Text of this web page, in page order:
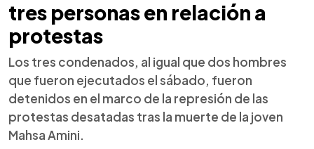
tres personas en relación a
protestas
Los tres condenados, al igual que dos hombres
que fueron ejecutados el sábado, fueron
detenidos en el marco de la represión de las
protestas desatadas tras la muerte de la joven
Mahsa Amini.